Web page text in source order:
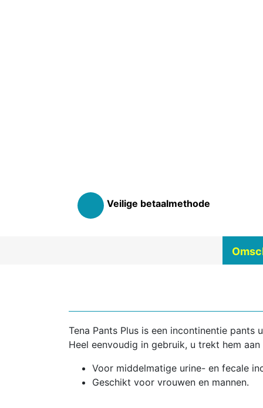
Veilige betaalmethode
Tena Pants Plus is een incontinentie pants
Heel eenvoudig in gebruik, u trekt hem
Voor middelmatige urine- en fecale
Geschikt voor vrouwen en mannen.